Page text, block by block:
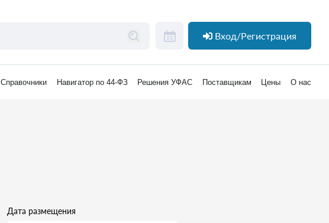
Вход/Регистрация
Справочники Навигатор по 44-ФЗ Решения УФАС Поставщикам Цены О нас
Дата размещения